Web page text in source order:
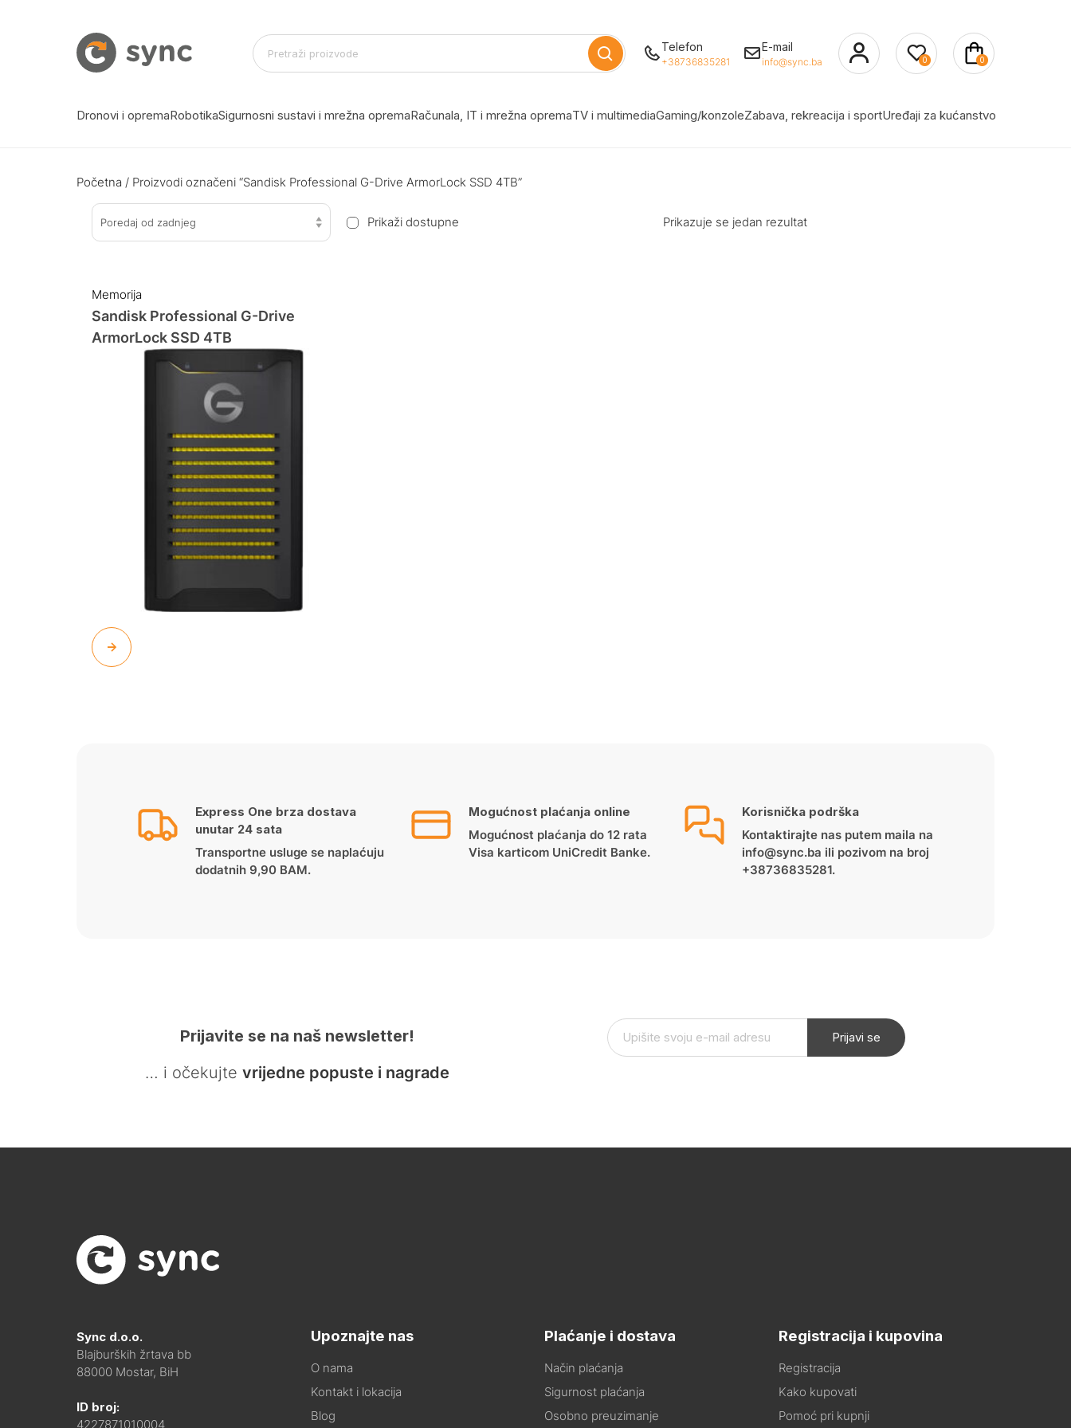
Telefon
+38736835281
E-mail
info@sync.ba 0 0
Dronovi i opremaRobotikaSigurnosni sustavi i mrežna opremaRačunala, IT i mrežna opremaTV i multimediaGaming/konzoleZabava, rekreacija i sportUređaji za kućanstvo
Početna / Proizvodi označeni “Sandisk Professional G-Drive ArmorLock SSD 4TB”
Poredaj od zadnjeg Prikaži dostupne Prikazuje se jedan rezultat
Memorija
Sandisk Professional G-Drive
ArmorLock SSD 4TB
Express One brza dostava
unutar 24 sata
Transportne usluge se naplaćuju
dodatnih 9,90 BAM.
Mogućnost plaćanja online
Mogućnost plaćanja do 12 rata
Visa karticom UniCredit Banke.
Korisnička podrška
Kontaktirajte nas putem maila na
info@sync.ba ili pozivom na broj
+38736835281.
Prijavite se na naš newsletter!
… i očekujte vrijedne popuste i nagrade
Prijavi se
Sync d.o.o.
Blajburških žrtava bb
88000 Mostar, BiH
ID broj:
4227871010004
Upoznajte nas
O nama
Kontakt i lokacija
Blog
Plaćanje i dostava
Način plaćanja
Sigurnost plaćanja
Osobno preuzimanje
Registracija i kupovina
Registracija
Kako kupovati
Pomoć pri kupnji